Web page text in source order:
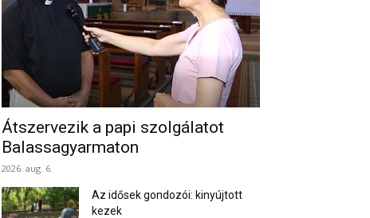
Átszervezik a papi szolgálatot
Balassagyarmaton
2026. aug. 6.
Az idősek gondozói: kinyújtott
kezek